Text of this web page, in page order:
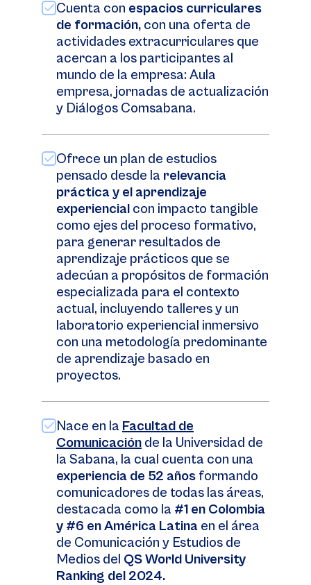
Cuenta con espacios curriculares
de formación, con una oferta de
actividades extracurriculares que
acercan a los participantes al
mundo de la empresa: Aula
empresa, jornadas de actualización
y Diálogos Comsabana.
Ofrece un plan de estudios
pensado desde la relevancia
práctica y el aprendizaje
experiencial con impacto tangible
como ejes del proceso formativo,
para generar resultados de
aprendizaje prácticos que se
adecúan a propósitos de formación
especializada para el contexto
actual, incluyendo talleres y un
laboratorio experiencial inmersivo
con una metodología predominante
de aprendizaje basado en
proyectos.
Nace en la Facultad de
Comunicación de la Universidad de
la Sabana, la cual cuenta con una
experiencia de 52 años formando
comunicadores de todas las áreas,
destacada como la #1 en Colombia
y #6 en América Latina en el área
de Comunicación y Estudios de
Medios del QS World University
Ranking del 2024.